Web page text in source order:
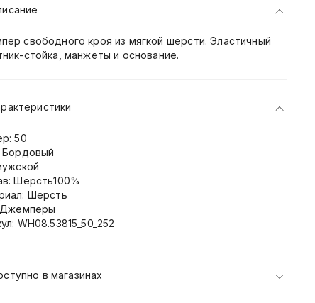
свободного кроя из мягкой шерсти. Эластичный
стойка, манжеты и основание.
50
Бордовый
Шерсть100%
Шерсть
WH08.53815_50_252
в магазинах